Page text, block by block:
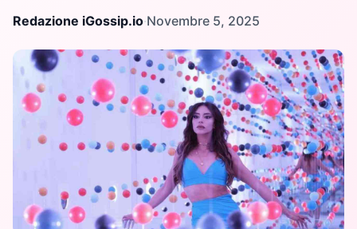
Redazione iGossip.io·Novembre 5, 2025